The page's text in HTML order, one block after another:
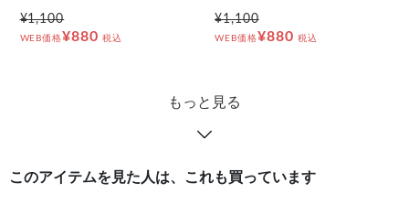
¥1,100
WEB価格¥880 税込
¥1,100
WEB価格¥880 税込
もっと見る
このアイテムを見た人は、これも買っています